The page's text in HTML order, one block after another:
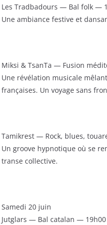
Les Tradbadours — Bal folk —
Une ambiance festive et
Miksi & TsanTa — Fusion
Une révélation musicale
françaises. Un voyage sans
Tamikrest — Rock, blues,
Un groove hypnotique où se
transe collective.
Samedi 20 juin
Jutglars — Bal catalan — 19h00